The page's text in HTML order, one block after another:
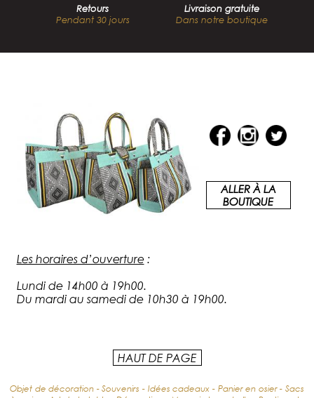
Retours
Pendant 30 jours
Livraison gratuite
Dans notre boutique
ALLER À LA
BOUTIQUE
Les horaires d’ouverture:
Lundi de 14h00 à 19h00.
Du mardi au samedi de 10h30 à 19h00.
HAUT DE PAGE
Objet de décoration - Souvenirs - Idées cadeaux - Panier en osier - Sacs